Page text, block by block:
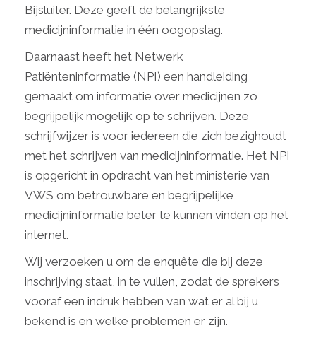
Bijsluiter. Deze geeft de belangrijkste
medicijninformatie in één oogopslag.
Daarnaast heeft het Netwerk
Patiënteninformatie (NPI) een handleiding
gemaakt om informatie over medicijnen zo
begrijpelijk mogelijk op te schrijven. Deze
schrijfwijzer is voor iedereen die zich bezighoudt
met het schrijven van medicijninformatie. Het NPI
is opgericht in opdracht van het ministerie van
VWS om betrouwbare en begrijpelijke
medicijninformatie beter te kunnen vinden op het
internet.
Wij verzoeken u om de enquête die bij deze
inschrijving staat, in te vullen, zodat de sprekers
vooraf een indruk hebben van wat er al bij u
bekend is en welke problemen er zijn.